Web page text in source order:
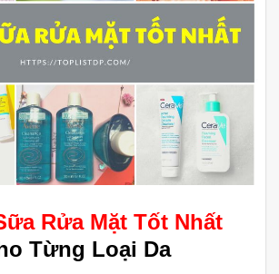
Rửa Mặt Tốt Nhất
Từng Loại Da